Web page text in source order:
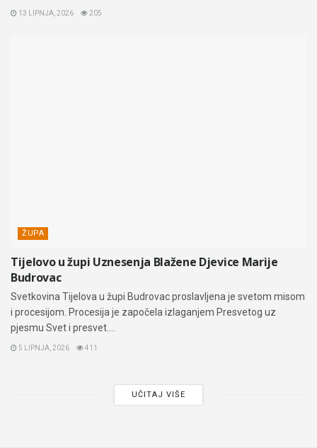
13 LIPNJA, 2026 205
ŽUPA
Tijelovo u župi Uznesenja Blažene Djevice Marije
Budrovac
Svetkovina Tijelova u župi Budrovac proslavljena je svetom misom
i procesijom. Procesija je započela izlaganjem Presvetog uz
pjesmu Svet i presvet....
5 LIPNJA, 2026 411
UČITAJ VIŠE